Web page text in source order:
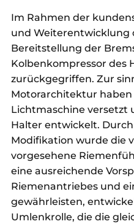
Im Rahmen der
und Weiterentwicklung
Bereitstellung der
Kolbenkompressor des
zurückgegriffen. Zur
Motorarchitektur
Lichtmaschine versetzt
Halter entwickelt.
Modifikation wurde die
vorgesehene
eine ausreichende
Riemenantriebes und
gewährleisten,
Umlenkrolle, die die